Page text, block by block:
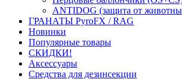
ANTIDOG (защита от
ГРАНАТЫ PyroFX / RAG
Новинки
Популярные товары
СКИДКИ!
Аксессуары
Средства для дезинсекции